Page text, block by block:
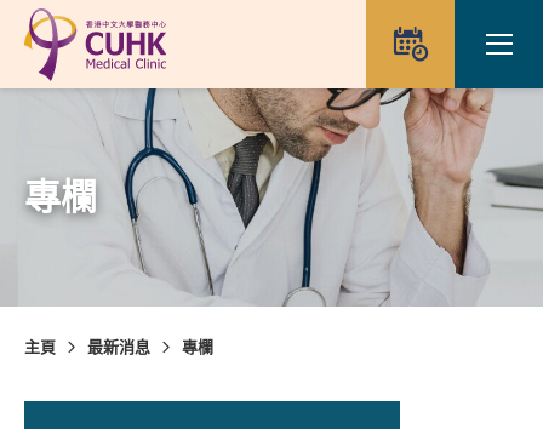
Skip to main content
預約
專欄
主頁 最新消息 專欄